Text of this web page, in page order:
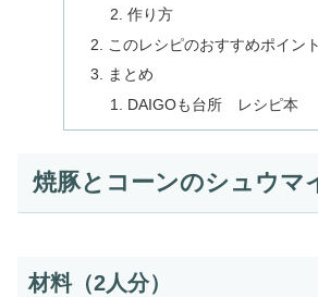
作り方
このレシピのおすすめポイント
まとめ
DAIGOも台所 レシピ本
焼豚とコーンのシュウマ
材料（2人分）